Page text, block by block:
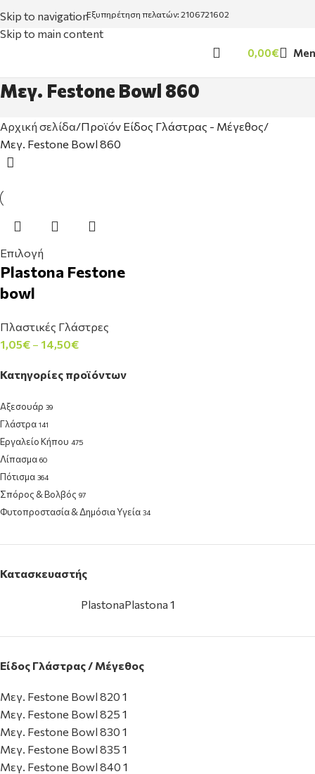
Skip to navigation
Skip to main content
Εξυπηρέτηση πελατών: 2106721602
0,00€
Μεγ. Festone Bowl 860
Κατηγορίες προϊόντων
Αξεσουάρ 39
Γλάστρα 141
Εργαλείο Κήπου 475
Λίπασμα 60
Πότισμα 364
Σπόρος & Βολβός 97
Φυτοπροστασία & Δημόσια Υγεία 34
Κατασκευαστής
PlastonaPlastona 1
Είδος Γλάστρας / Μέγεθος
Μεγ. Festone Bowl 820 1
Μεγ. Festone Bowl 825 1
Μεγ. Festone Bowl 830 1
Μεγ. Festone Bowl 835 1
Μεγ. Festone Bowl 840 1
Αρχική σελίδα Προϊόν Είδος Γλάστρας - Μέγεθος
Μεγ. Festone Bowl 860
Επιλογή
Plastona Festone
bowl
Πλαστικές Γλάστρες
1,05€ – 14,50€